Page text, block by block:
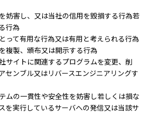
妨害し、又は当社の信用を毀損する行為若
行為
って有用な行為又は有用と考えられる行為
複製、頒布又は開示する行為
サイトに関連するプログラムを変更、削
センブル又はリバースエンジニアリングす
ムの一貫性や安全性を妨害し若しくは損な
を実行しているサーバへの発信又は当該サ